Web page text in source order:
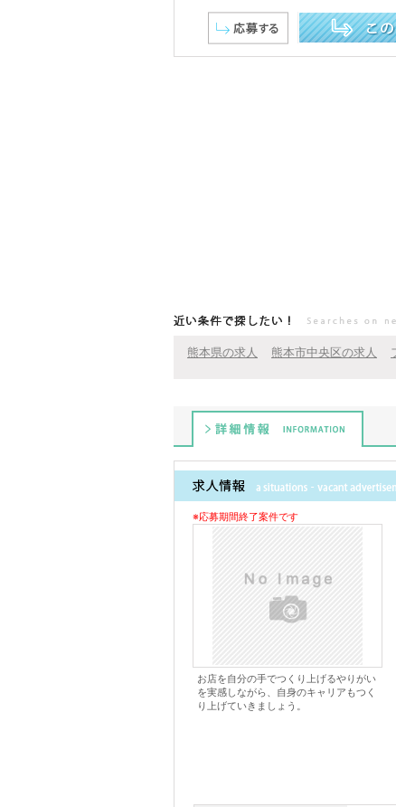
熊本県の求人 熊本市中央区の求人
※応募期間終了案件です
お店を自分の手でつくり上げるやりがい
を実感しながら、自身のキャリアもつく
り上げていきましょう。